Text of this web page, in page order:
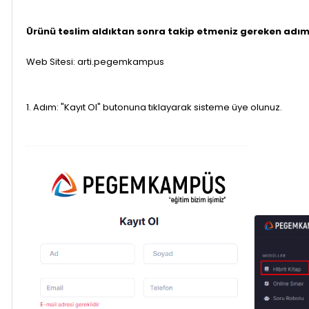
Ürünü teslim aldıktan sonra takip etmeniz gereken
Web Sitesi: arti.pegemkampus
1. Adım: "Kayıt Ol" butonuna tıklayarak sisteme üye olunuz.